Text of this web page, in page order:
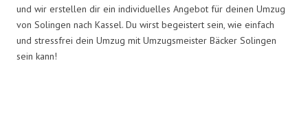
und wir erstellen dir ein individuelles Angebot für deinen Umzug
von Solingen nach Kassel. Du wirst begeistert sein, wie einfach
und stressfrei dein Umzug mit Umzugsmeister Bäcker Solingen
sein kann!